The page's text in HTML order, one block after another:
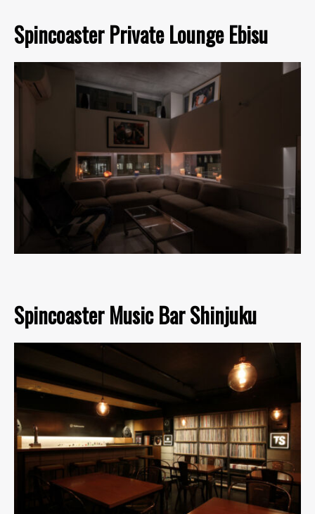
Spincoaster Private Lounge Ebisu
Spincoaster Music Bar Shinjuku